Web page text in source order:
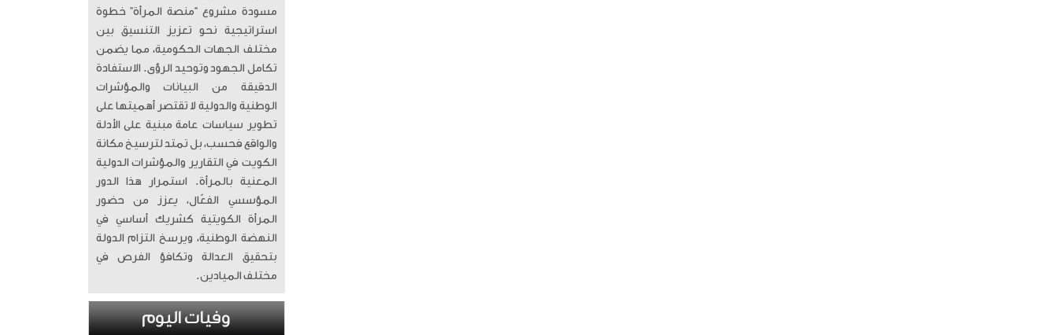
مسودة مشروع “منصة المرأة” خطوة
استراتيجية نحو تعزيز التنسيق بين
مختلف الجهات الحكومية، مما يضمن
تكامل الجهود وتوحيد الرؤى. الاستفادة
الدقيقة من البيانات والمؤشرات
الوطنية والدولية لا تقتصر أهميتها على
تطوير سياسات عامة مبنية على الأدلة
والواقع فحسب، بل تمتد لترسيخ مكانة
الكويت في التقارير والمؤشرات الدولية
المعنية بالمرأة. ​ استمرار هذا الدور
المؤسسي الفعّال، يعزز من حضور
المرأة الكويتية كشريك أساسي في
النهضة الوطنية، ويرسخ التزام الدولة
بتحقيق العدالة وتكافؤ الفرص في
مختلف الميادين.